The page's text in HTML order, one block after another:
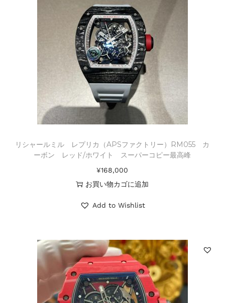
リシャールミル レプリカ（APSファクトリー）RM055 カ
ーボン レッド/ホワイト スーパーコピー最高峰
¥168,000
お買い物カゴに追加
Add to Wishlist